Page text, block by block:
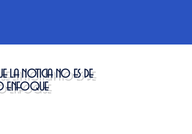
la noticia no es de
enfoque